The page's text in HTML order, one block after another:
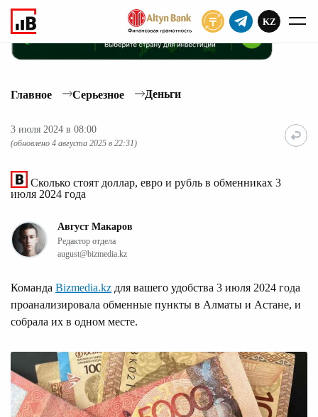
KZ
Главное Серьезное Деньги
3 июля 2024 в 08:00
(обновлено 4 августа 2025 в 22:31)
Сколько стоят доллар, евро и рубль в обменниках 3
июля 2024 года
Август Макаров
Редактор отдела
august@bizmedia.kz
Команда Bizmedia.kz для вашего удобства 3 июля 2024 года
проанализировала обменные пункты в Алматы и Астане, и
собрала их в одном месте.